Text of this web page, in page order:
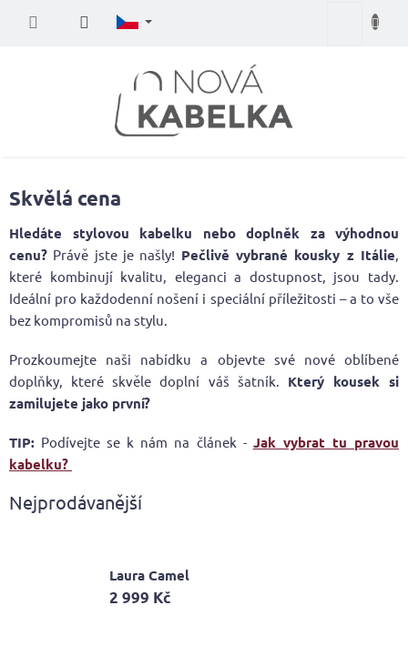
Nákupní
Skvělá cena
Hledáte stylovou kabelku nebo doplněk za výhodnou
cenu? Právě jste je našly! Pečlivě vybrané kousky z Itálie,
které kombinují kvalitu, eleganci a dostupnost, jsou tady.
Ideální pro každodenní nošení i speciální příležitosti – a to vše
bez kompromisů na stylu.
Prozkoumejte naši nabídku a objevte své nové oblíbené
doplňky, které skvěle doplní váš šatník. Který kousek si
zamilujete jako první?
TIP: Podívejte se k nám na článek - Jak vybrat tu pravou
kabelku?
Nejprodávanější
Laura Camel
2 999 Kč